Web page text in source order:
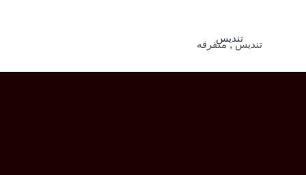
تندیس
تندیس, متفرقه